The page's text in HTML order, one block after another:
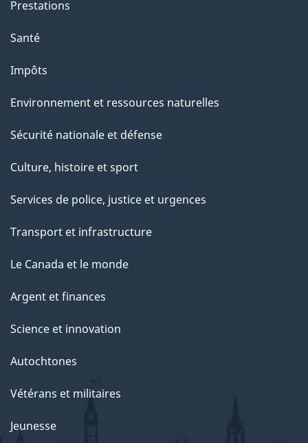
Prestations
Santé
Impôts
Environnement et ressources naturelles
Sécurité nationale et défense
Culture, histoire et sport
Services de police, justice et urgences
Transport et infrastructure
Le Canada et le monde
Argent et finances
Science et innovation
Autochtones
Vétérans et militaires
Jeunesse